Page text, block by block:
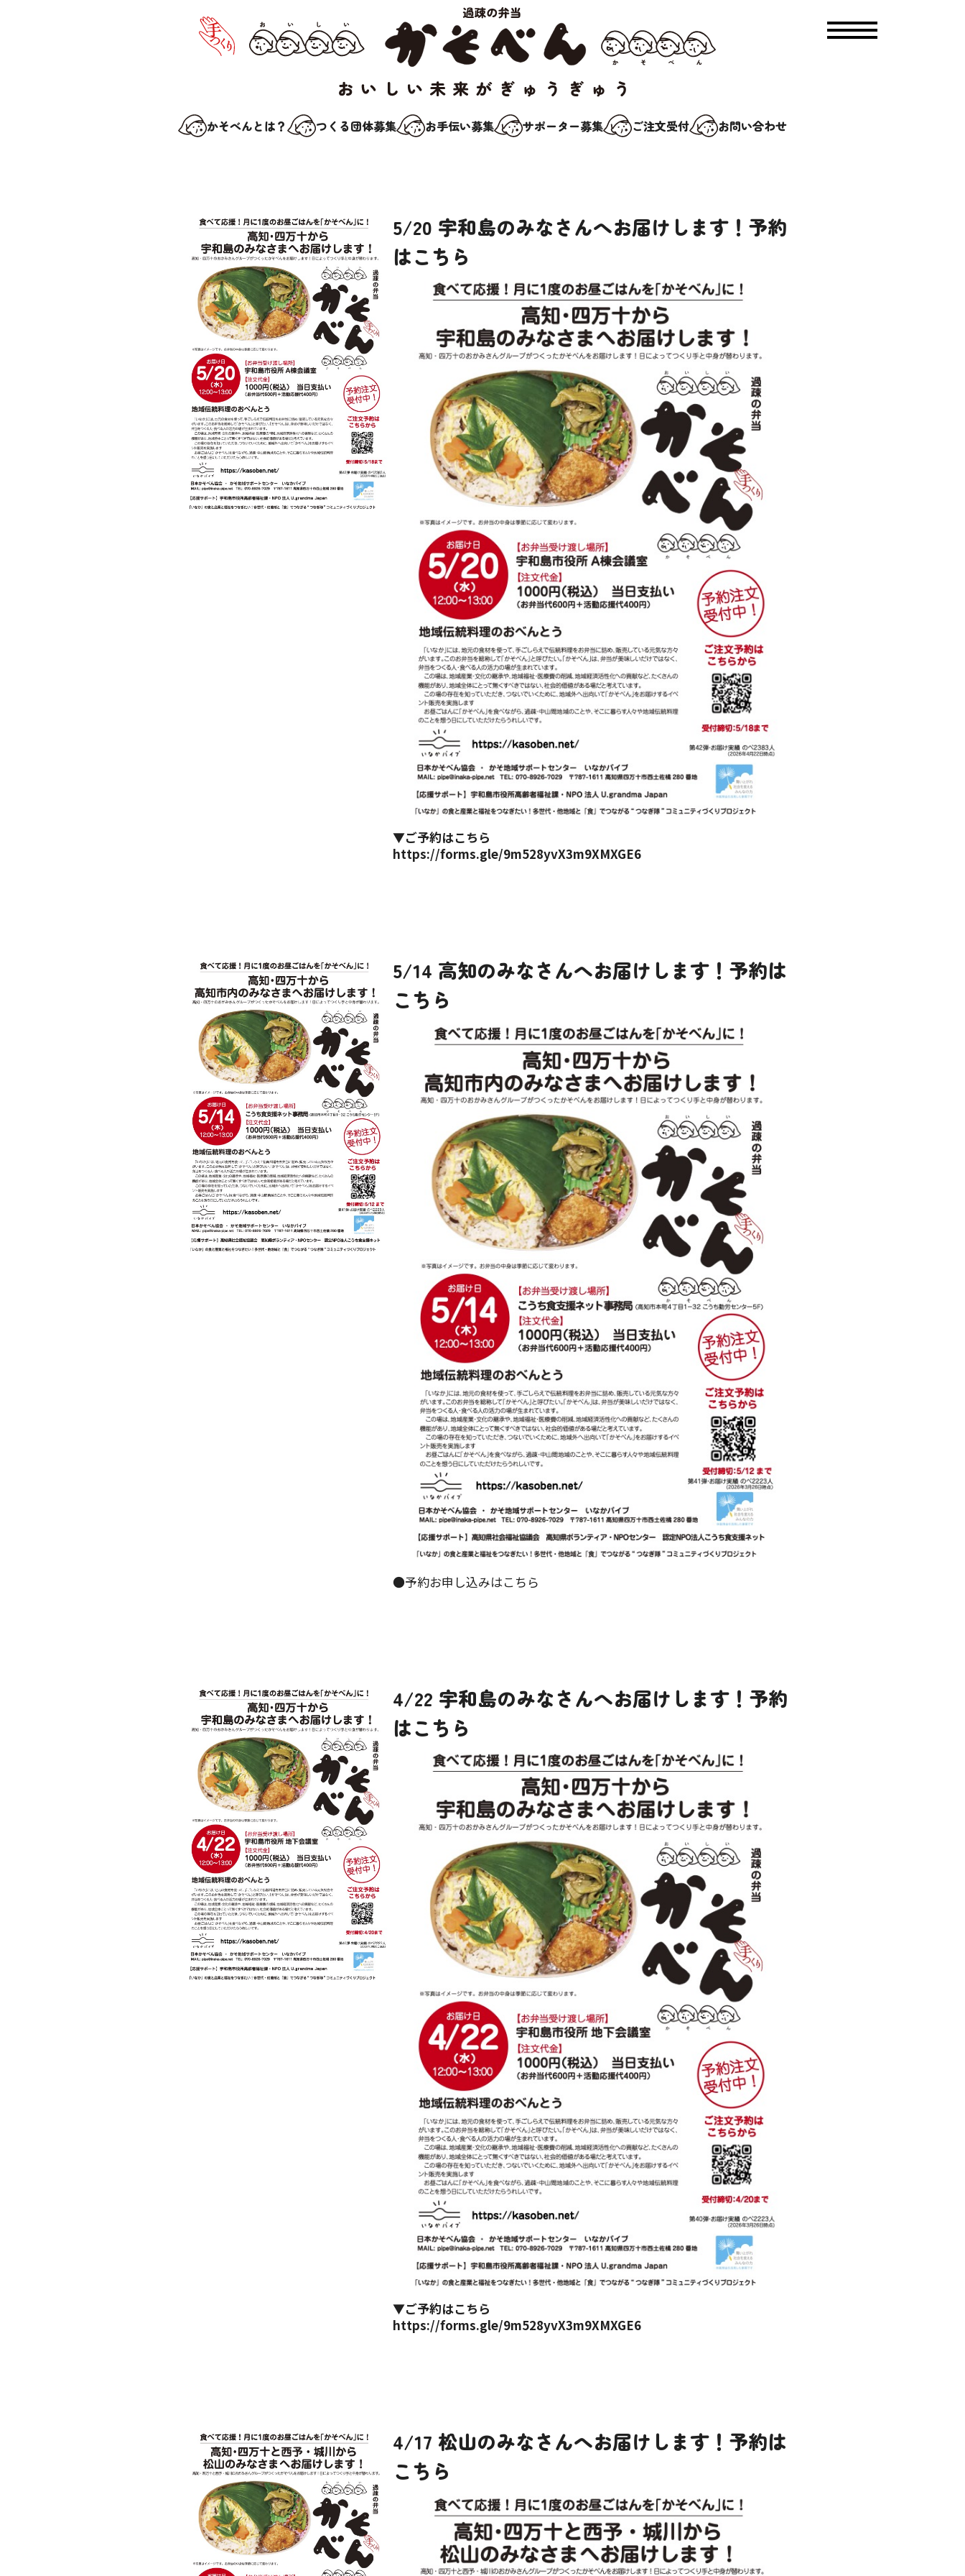
かそべんとは？ つくる団体募集 お手伝い募集 サポーター募集 ご注文受付 お問い合わせ
かそべんとは？ つくる団体募集
サポーター募集
ご注文受付 お問い合わせ
5/20 宇和島のみなさんへお届けします！予約
はこちら
▼ご予約はこちら
https://forms.gle/9m528yvX3m9XMXGE6
5/14 高知のみなさんへお届けします！予約は
こちら
●予約お申し込みはこちら
4/22 宇和島のみなさんへお届けします！予約
はこちら
▼ご予約はこちら
https://forms.gle/9m528yvX3m9XMXGE6
4/17 松山のみなさんへお届けします！予約は
こちら